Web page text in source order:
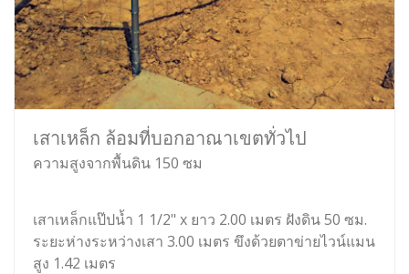
เสาเหล็ก ล้อมที่บอกอาณาเขตทั่วไป
ความสูงจากพื้นดิน 150 ซม
เสาเหล็กแป๊ปน้ำ 1 1/2" x ยาว 2.00 เมตร ฝังดิน 50 ซม.
ระยะห่างระหว่างเสา 3.00 เมตร ขึงด้วยตาข่ายไวน์แมน
สูง 1.42 เมตร